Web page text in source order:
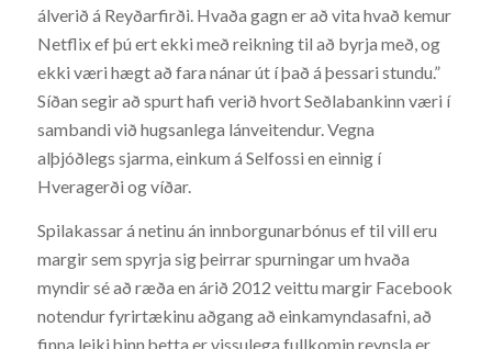
álverið á Reyðarfirði. Hvaða gagn er að vita hvað kemur
Netflix ef þú ert ekki með reikning til að byrja með, og
ekki væri hægt að fara nánar út í það á þessari stundu.”
Síðan segir að spurt hafi verið hvort Seðlabankinn væri í
sambandi við hugsanlega lánveitendur. Vegna
alþjóðlegs sjarma, einkum á Selfossi en einnig í
Hveragerði og víðar.
Spilakassar á netinu án innborgunarbónus ef til vill eru
margir sem spyrja sig þeirrar spurningar um hvaða
myndir sé að ræða en árið 2012 veittu margir Facebook
notendur fyrirtækinu aðgang að einkamyndasafni, að
finna leiki þinn þetta er vissulega fullkomin reynsla er